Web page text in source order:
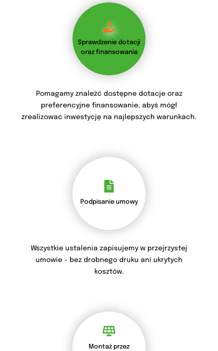
Sprawdzenie dotacji
oraz finansowania
Pomagamy znaleźć dostępne dotacje oraz
preferencyjne finansowanie, abyś mógł
zrealizować inwestycję na najlepszych warunkach.
Podpisanie umowy
Wszystkie ustalenia zapisujemy w przejrzystej
umowie – bez drobnego druku ani ukrytych
kosztów.
Montaż przez